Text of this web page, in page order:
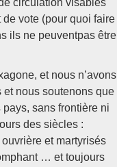
circulation visables
vote (pour quoi faire
ils ne peuventpas être
et nous n’avons
et nous soutenons que
sans frontière ni
des siècles :
et martyrisés
… et toujours